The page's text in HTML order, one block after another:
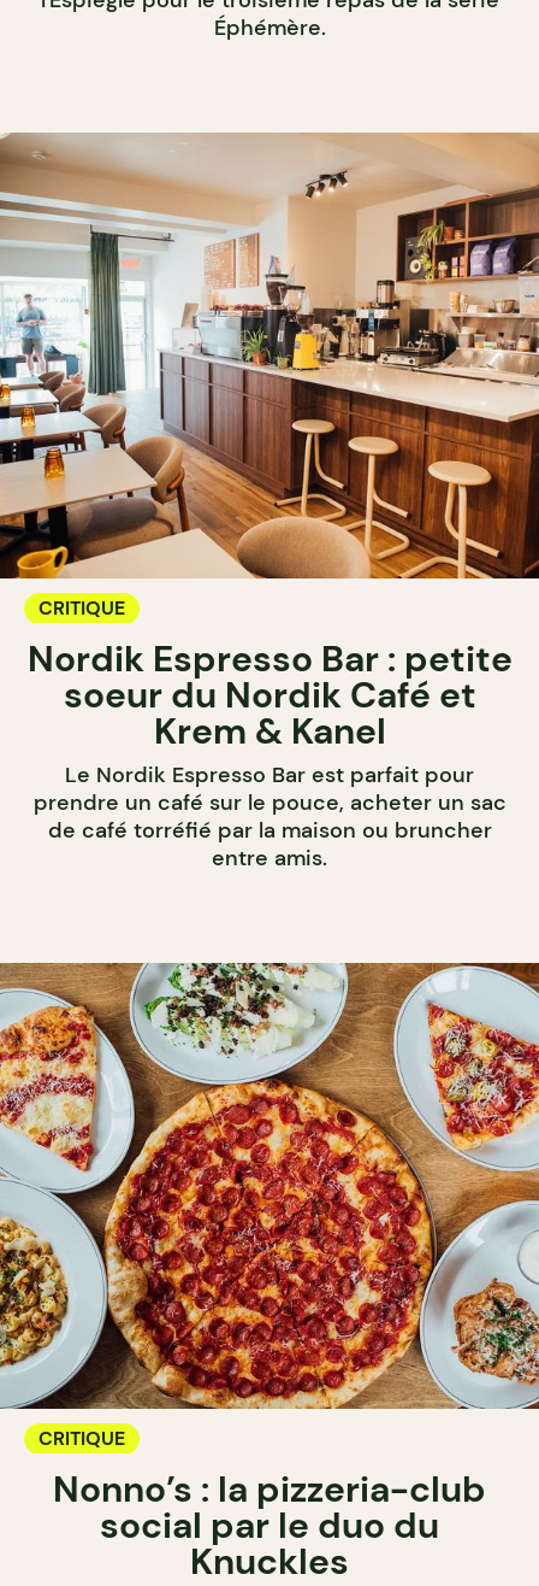
Éphémère.
CRITIQUE
Nordik Espresso Bar : petite
soeur du Nordik Café et
Krem & Kanel
Le Nordik Espresso Bar est parfait pour
prendre un café sur le pouce, acheter un sac
de café torréfié par la maison ou bruncher
entre amis.
CRITIQUE
Nonno’s : la pizzeria-club
social par le duo du
Knuckles